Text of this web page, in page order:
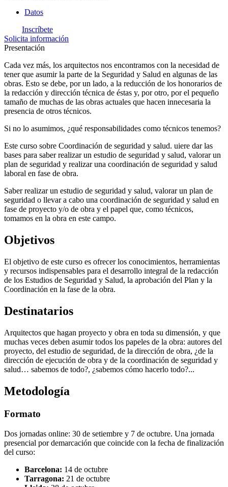
Datos
Inscríbete
Solicita información
Presentación
Cada vez más, los arquitectos nos encontramos con la necesidad de
tener que asumir la parte de la Seguridad y Salud en algunas de las
obras. Esto se debe, por un lado, a la reducción de los honorarios de
la redacción y dirección técnica de éstas y, por otro, por el pequeño
tamaño de muchas de las obras actuales que hacen innecesaria la
presencia de otros técnicos.
Si no lo asumimos, ¿qué responsabilidades como técnicos tenemos?
Este curso sobre Coordinación de seguridad y salud. uiere dar las
bases para saber realizar un estudio de seguridad y salud, valorar un
plan de seguridad y realizar una coordinación de seguridad y salud
laboral en fase de obra.
Saber realizar un estudio de seguridad y salud, valorar un plan de
seguridad o llevar a cabo una coordinación de seguridad y salud en
fase de proyecto y/o de obra y el papel que, como técnicos,
tomamos en la obra en este campo.
Objetivos
El objetivo de este curso es ofrecer los conocimientos, herramientas
y recursos indispensables para el desarrollo integral de la redacción
de los Estudios de Seguridad y Salud, la aprobación del Plan y la
Coordinación en la fase de la obra.
Destinatarios
Arquitectos que hagan proyecto y obra en toda su dimensión, y que
muchas veces deben asumir todos los papeles de la obra: autores del
proyecto, del estudio de seguridad, de la dirección de obra, ¿de la
dirección de ejecución de obra y de la coordinación de seguridad y
salud… sabemos de todo?, ¿sabemos cómo hacerlo todo?...
Metodología
Formato
Dos jornadas online: 30 de setiembre y 7 de octubre. Una jornada
presencial por demarcación que coincide con la fecha de finalización
del curso:
Barcelona: 14 de octubre
Tarragona: 21 de octubre